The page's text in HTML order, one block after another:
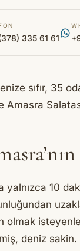
335 61 61
sıfır, 35
Amasra
yalnızca 10
olmak
deniz sakin.